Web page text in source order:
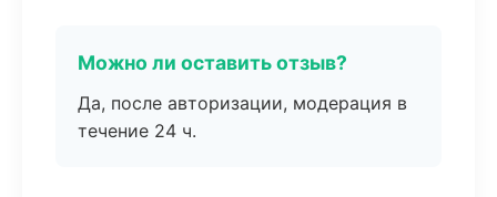
Можно ли оставить отзыв?
Да, после авторизации, модерация в
течение 24 ч.